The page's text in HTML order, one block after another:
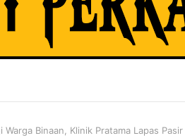
Binaan, Klinik Pratama Lapas Pasir